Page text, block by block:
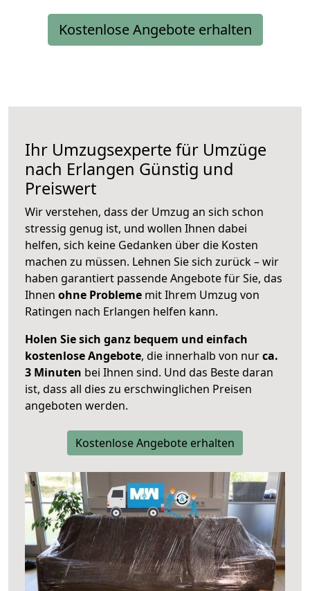
Kostenlose Angebote erhalten
Ihr Umzugsexperte für Umzüge
nach Erlangen Günstig und
Preiswert
Wir verstehen, dass der Umzug an sich schon
stressig genug ist, und wollen Ihnen dabei
helfen, sich keine Gedanken über die Kosten
machen zu müssen. Lehnen Sie sich zurück – wir
haben garantiert passende Angebote für Sie, das
Ihnen ohne Probleme mit Ihrem Umzug von
Ratingen nach Erlangen helfen kann.
Holen Sie sich ganz bequem und einfach
kostenlose Angebote, die innerhalb von nurca.
3 Minuten bei Ihnen sind. Und das Beste daran
ist, dass all dies zu erschwinglichen Preisen
angeboten werden.
Kostenlose Angebote erhalten